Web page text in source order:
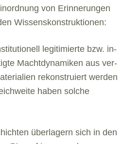
von Erin­ne­run­gen
Wis­sens­kon­struk­tio­nen:
legi­ti­mierte bzw. in-
Macht­dy­na­mi­ken aus ver­
rekon­stru­iert wer­den
haben sol­che
über­la­gern sich in den